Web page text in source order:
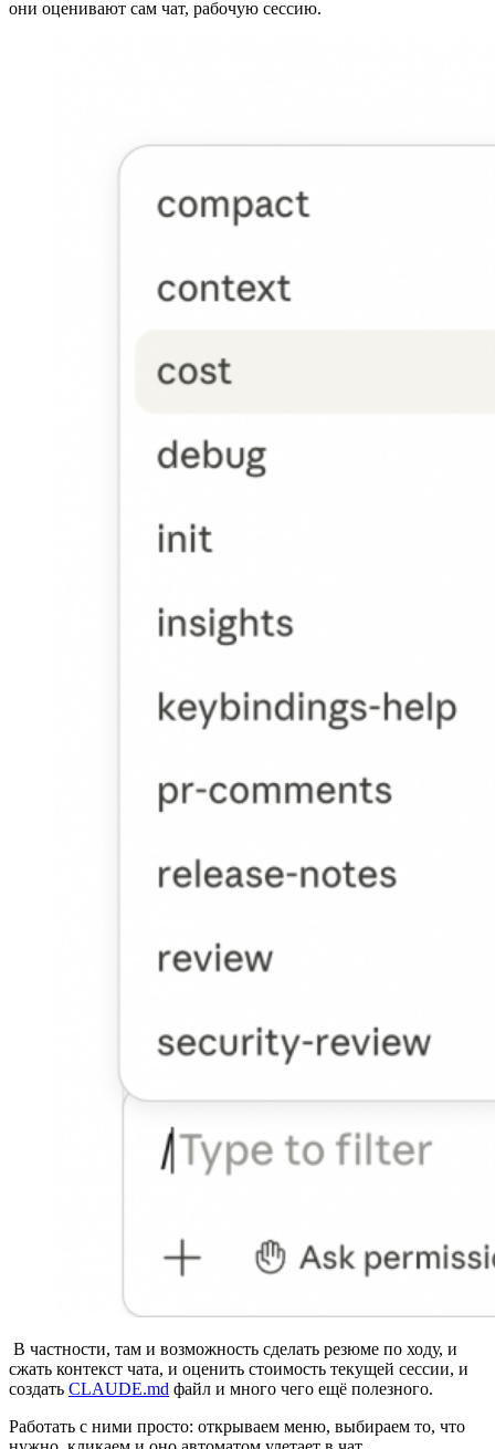
они оценивают сам чат, рабочую сессию.
В частности, там и возможность сделать резюме по ходу, и
сжать контекст чата, и оценить стоимость текущей сессии, и
создать CLAUDE.md файл и много чего ещё полезного.
Работать с ними просто: открываем меню, выбираем то, что